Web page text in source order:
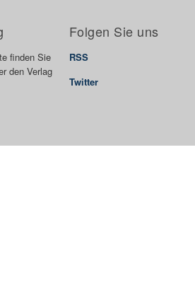
finden Sie
den Verlag
Folgen Sie uns
RSS
Twitter